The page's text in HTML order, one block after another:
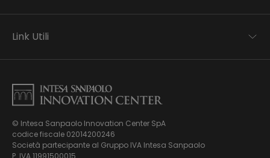
© Intesa Sanpaolo Innovation Center SpA
codice fiscale 02014200246
Società partecipante al Gruppo IVA Intesa Sanpaolo
P. IVA 11991500015
Applied research
Business transformation
Chi siamo
News ed Eventi
Podcast
Link Utili
Informativa Privacy
Informativa Privacy Careers
Privacy e Cookie Policy
Mappa del sito
Whistleblowing
Modello di gestione, organizzazione e controllo ex Dlgs.